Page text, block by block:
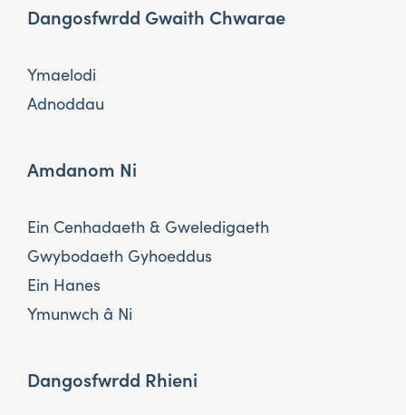
Dangosfwrdd Gwaith Chwarae
Ymaelodi
Adnoddau
Amdanom Ni
Ein Cenhadaeth & Gweledigaeth
Gwybodaeth Gyhoeddus
Ein Hanes
Ymunwch â Ni
Dangosfwrdd Rhieni